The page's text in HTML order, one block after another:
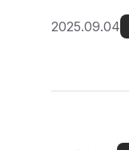
2025.09.04